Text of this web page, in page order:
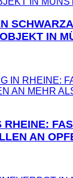
IN
RHEINE:
AN